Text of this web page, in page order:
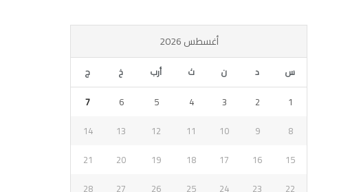
أغسطس 2026
س د ن ث أرب خ ج
1
2
3
4
5
6
7
8
9
10
11
12
13
14
15
16
17
18
19
20
21
22
23
24
25
26
27
28